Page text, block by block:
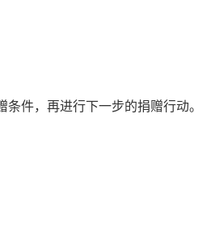
件，再进行下一步的捐赠行动。